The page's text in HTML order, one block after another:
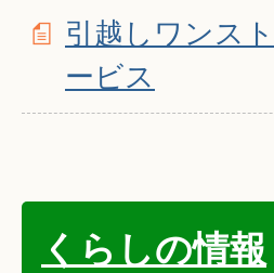
引越しワンス
ービス
くらしの情報